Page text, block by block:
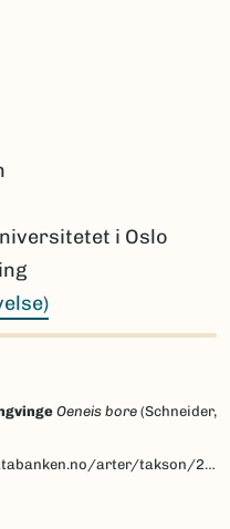
i Oslo
Oeneis bore (Schneider,
arter/takson/29893/beskrivelse